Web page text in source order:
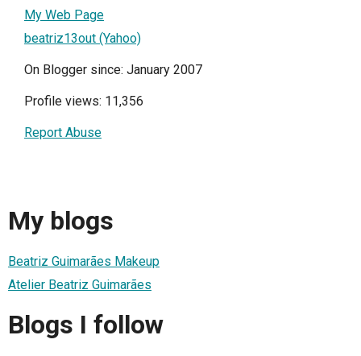
My Web Page
beatriz13out (Yahoo)
On Blogger since: January 2007
Profile views: 11,356
Report Abuse
My blogs
Beatriz Guimarães Makeup
Atelier Beatriz Guimarães
Blogs I follow